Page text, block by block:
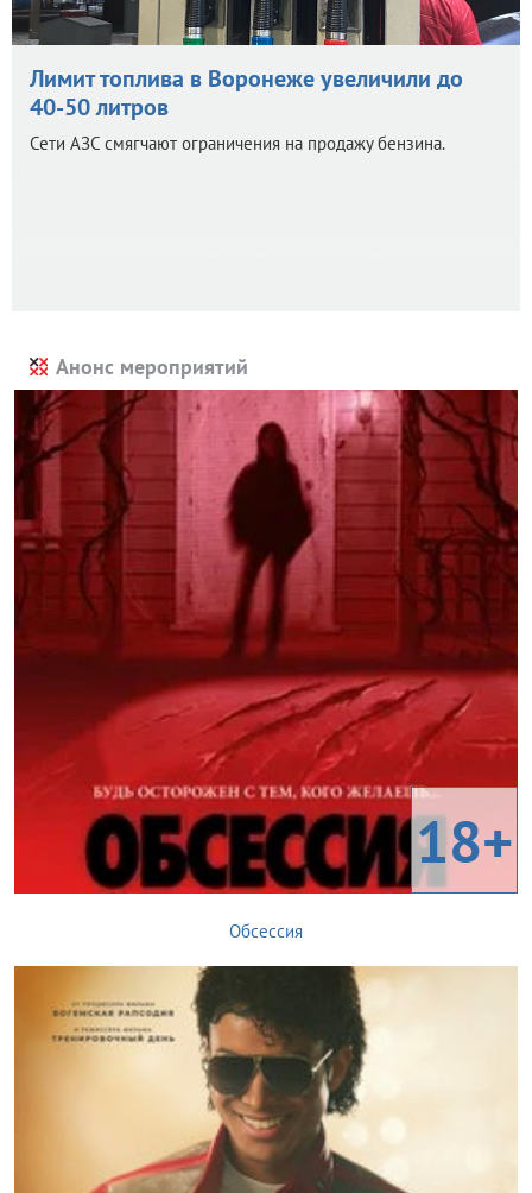
Лимит топлива в Воронеже увеличили до
40-50 литров
Сети АЗС смягчают ограничения на продажу бензина.
Анонс мероприятий
18+
Обсессия